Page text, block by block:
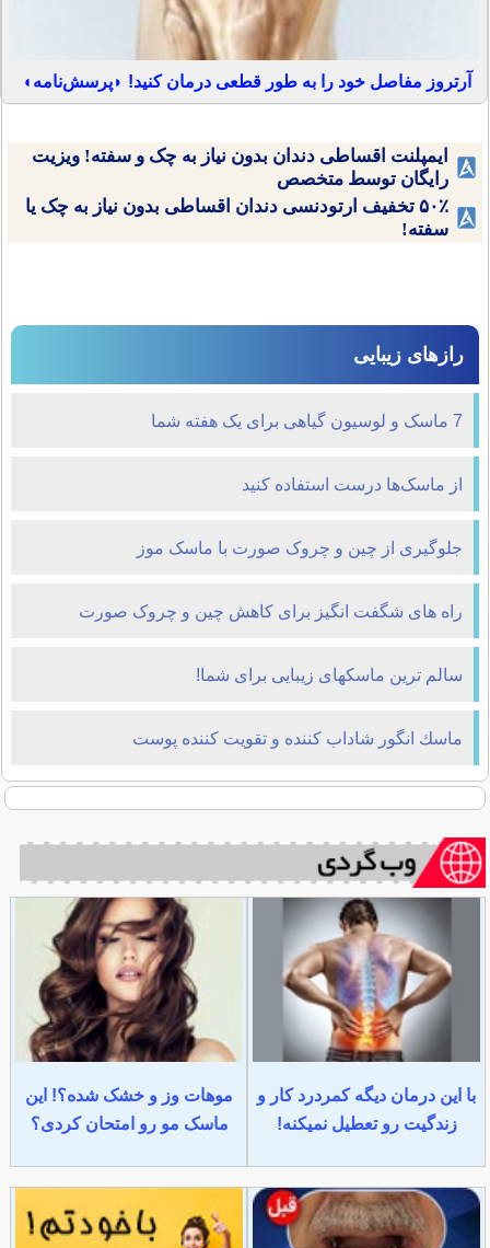
آرتروز مفاصل خود را به طور قطعی درمان کنید! ◗پرسش‌نامه◖
ایمپلنت اقساطی دندان بدون نیاز به چک و سفته! ویزیت
رایگان توسط متخصص
۵۰٪ تخفیف ارتودنسی دندان اقساطی بدون نیاز به چک یا
سفته!
رازهای زیبایی
7 ماسک و لوسیون گیاهی برای یک هفته شما
از ماسک‌ها درست استفاده کنید
جلوگیری از چین و چروک صورت با ماسک موز
راه های شگفت انگیز برای کاهش چین و چروک صورت
سالم ترین ماسکهای زیبایی برای شما!
ماسك انگور شاداب كننده و تقویت كننده پوست
با این درمان دیگه کمردرد کار و
زندگیت رو تعطیل نمیکنه!
موهات وز و خشک شده؟! این
ماسک مو رو امتحان کردی؟